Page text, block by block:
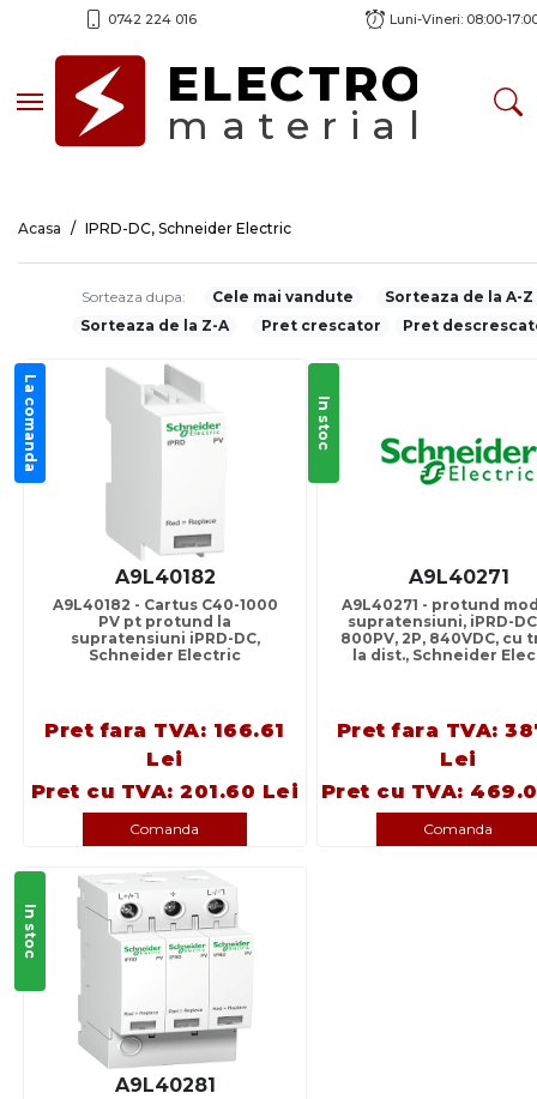
0742 224 016 Luni-Vineri: 08:00-
Toggle navigationELECTRO
material
Acasa IPRD-DC, Schneider Electric
Sorteaza dupa: Cele mai vandute
Sorteaza de la A-Z
Sorteaza de la Z-A
Pret crescator Pret
La comanda
A9L40182
A9L40182 - Cartus C40-1000
PV pt protund la
supratensiuni iPRD-DC,
Schneider Electric
Pret fara TVA: 166.61
Lei
Pret cu TVA: 201.60 Lei
Comanda
In stoc
A9L40271
A9L40271 - protund
supratensiuni, iPRD-
800PV, 2P, 840VDC, cu
la dist., Schneider
Pret fara TVA:
Lei
Pret cu TVA:
Comanda
In stoc
A9L40281